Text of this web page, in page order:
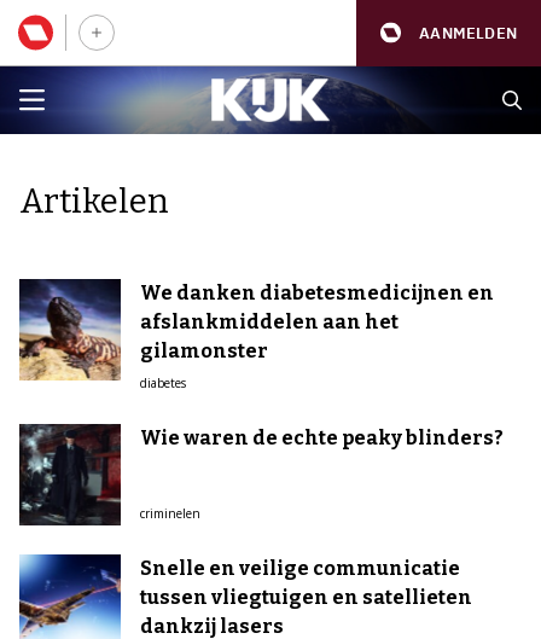
AANMELDEN
Artikelen
We danken diabetesmedicijnen en
afslankmiddelen aan het
gilamonster
diabetes
Wie waren de echte peaky blinders?
criminelen
Snelle en veilige communicatie
tussen vliegtuigen en satellieten
dankzij lasers